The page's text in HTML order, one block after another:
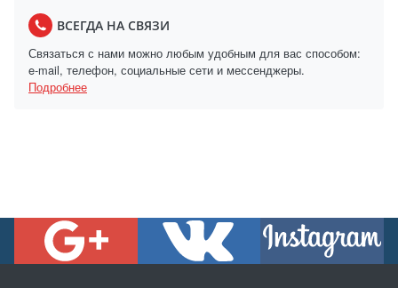
ВСЕГДА НА СВЯЗИ
Связаться с нами можно любым удобным для вас способом:
e-mail, телефон, социальные сети и мессенджеры.
Подробнее